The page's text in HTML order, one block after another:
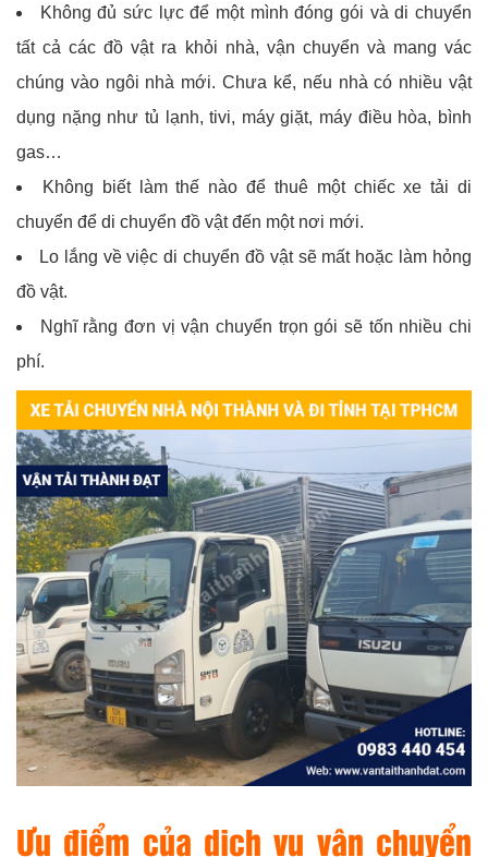
Không đủ sức lực để một mình đóng gói và di chuyển
tất cả các đồ vật ra khỏi nhà, vận chuyển và mang vác
chúng vào ngôi nhà mới. Chưa kể, nếu nhà có nhiều vật
dụng nặng như tủ lạnh, tivi, máy giặt, máy điều hòa, bình
gas…
Không biết làm thế nào để thuê một chiếc xe tải di
chuyển để di chuyển đồ vật đến một nơi mới.
Lo lắng về việc di chuyển đồ vật sẽ mất hoặc làm hỏng
đồ vật.
Nghĩ rằng đơn vị vận chuyển trọn gói sẽ tốn nhiều chi
phí.
Ưu điểm của dịch vụ vận chuyển